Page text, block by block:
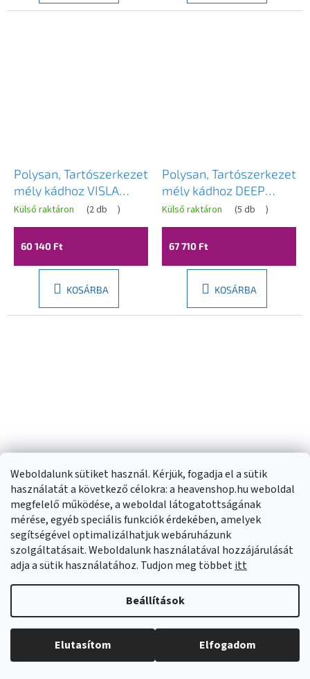
Weboldalunk sütiket használ. Kérjük, fogadja el a sütik
használatát a következő célokra: a heavenshop.hu weboldal
megfelelő működése, a weboldal látogatottságának
mérése, egyéb speciális funkciók érdekében, amelyek
segítségével optimalizálhatjuk webáruházunk
szolgáltatásait. Weboldalunk használatával hozzájárulását
adja a sütik használatához. Tudjon meg többetitt
Beállítások
Elutasítom Elfogadom
Polysan, Tartószerkezet
mély kádhoz VISLA
80x80cm, FR4580
Külső raktáron (2 db )
60 140 Ft
KOSÁRBA
Polysan, Tartószerkezet
mély kádhoz DEEP
160x75cm, FR2140
Külső raktáron (5 db )
67 710 Ft
KOSÁRBA
Polysan, Tartószerkezet
mély kádhoz DEEP
150x75cm, FR2139
Külső raktáron (4 db )
67 710 Ft
Polysan, Tartószerkezet
mély kádhoz DEEP
140x75cm, FR2138
Külső raktáron (4 db
60 140 Ft